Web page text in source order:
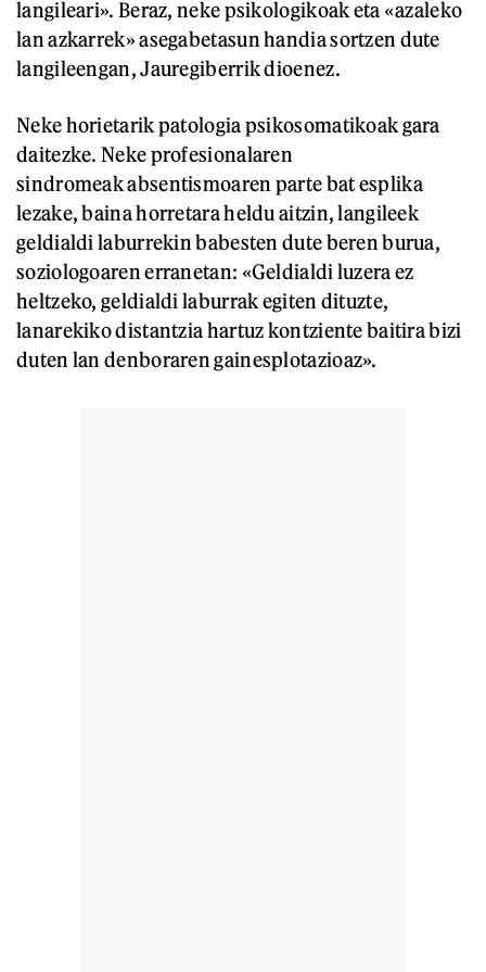
langileari». Beraz, neke psikologikoak eta «azaleko
lan azkarrek» asegabetasun handia sortzen dute
langileengan, Jauregiberrik dioenez.
Neke horietarik patologia psikosomatikoak gara
daitezke. Neke profesionalaren
sindromeak absentismoaren parte bat esplika
lezake, baina horretara heldu aitzin, langileek
geldialdi laburrekin babesten dute beren burua,
soziologoaren erranetan: «Geldialdi luzera ez
heltzeko, geldialdi laburrak egiten dituzte,
lanarekiko distantzia hartuz kontziente baitira bizi
duten lan denboraren gainesplotazioaz».